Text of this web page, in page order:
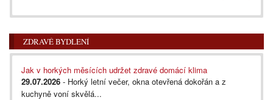
ZDRAVÉ BYDLENÍ
Jak v horkých měsících udržet zdravé domácí klima
29.07.2026 - Horký letní večer, okna otevřená dokořán a z
kuchyně voní skvělá...